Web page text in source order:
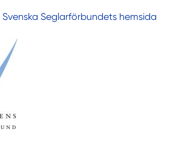
Svenska Seglarförbundets hemsida